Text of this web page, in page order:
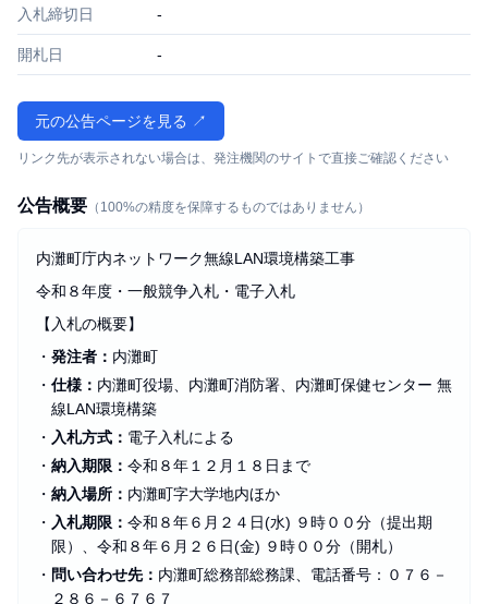
入札締切日 -
開札日 -
元の公告ページを見る ↗
リンク先が表示されない場合は、発注機関のサイトで直接ご確認ください
公告概要 （100%の精度を保障するものではありません）
内灘町庁内ネットワーク無線LAN環境構築工事
令和８年度・一般競争入札・電子入札
【入札の概要】
・ 発注者： 内灘町
・ 仕様： 内灘町役場、内灘町消防署、内灘町保健センター 無
線LAN環境構築
・ 入札方式： 電子入札による
・ 納入期限： 令和８年１２月１８日まで
・ 納入場所： 内灘町字大学地内ほか
・ 入札期限： 令和８年６月２４日(水) ９時００分（提出期
限）、令和８年６月２６日(金) ９時００分（開札）
・ 問い合わせ先： 内灘町総務部総務課、電話番号：０７６－
２８６－６７６７